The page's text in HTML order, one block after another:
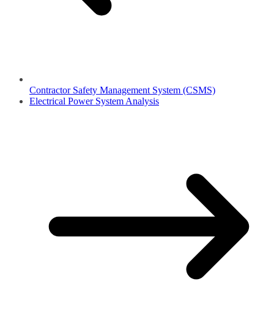
Contractor Safety Management System (CSMS)
Electrical Power System Analysis